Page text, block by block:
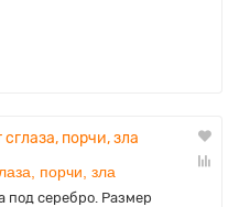
порчи, зла
под серебро. Размер